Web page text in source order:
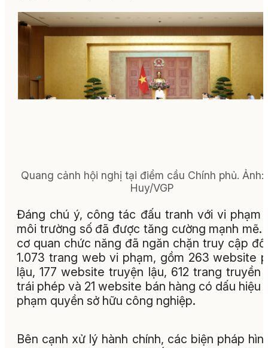
Quang cảnh hội nghị tại điểm cầu Chính phủ. Ảnh:
Huy/VGP
Đáng chú ý, công tác đấu tranh với vi phạm
môi trường số đã được tăng cường mạnh mẽ.
cơ quan chức năng đã ngăn chặn truy cập
1.073 trang web vi phạm, gồm 263 website
lậu, 177 website truyện lậu, 612 trang truyền
trái phép và 21 website bán hàng có dấu hiệu
phạm quyền sở hữu công nghiệp.
Bên cạnh xử lý hành chính, các biện pháp